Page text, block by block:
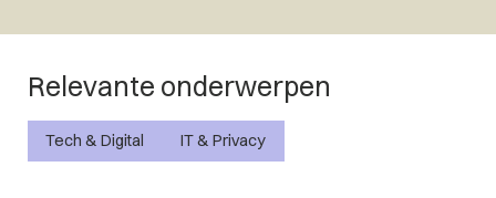
Relevante onderwerpen
Tech & Digital IT & Privacy